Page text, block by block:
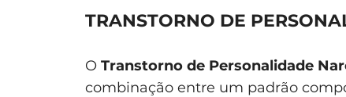
TRANSTORNO DE
O Transtorno de Personalidade
combinação entre um padrão